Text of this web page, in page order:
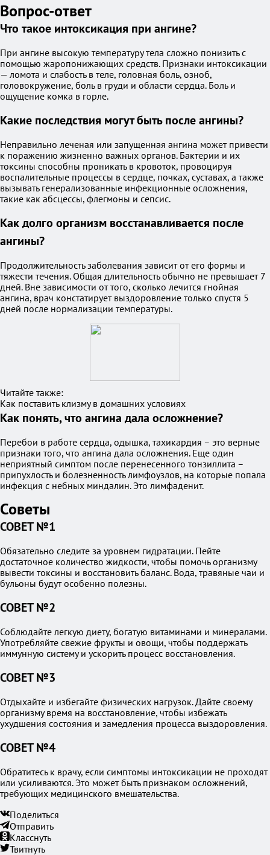
Вопрос-ответ
Что такое интоксикация при ангине?
При ангине высокую температуру тела сложно понизить с
помощью жаропонижающих средств. Признаки интоксикации
— ломота и слабость в теле, головная боль, озноб,
головокружение, боль в груди и области сердца. Боль и
ощущение комка в горле.
Какие последствия могут быть после ангины?
Неправильно леченая или запущенная ангина может привести
к поражению жизненно важных органов. Бактерии и их
токсины способны проникать в кровоток, провоцируя
воспалительные процессы в сердце, почках, суставах, а также
вызывать генерализованные инфекционные осложнения,
такие как абсцессы, флегмоны и сепсис.
Как долго организм восстанавливается после
ангины?
Продолжительность заболевания зависит от его формы и
тяжести течения. Общая длительность обычно не превышает 7
дней. Вне зависимости от того, сколько лечится гнойная
ангина, врач констатирует выздоровление только спустя 5
дней после нормализации температуры.
Читайте также:
Как поставить клизму в домашних условиях
Как понять, что ангина дала осложнение?
Перебои в работе сердца, одышка, тахикардия – это верные
признаки того, что ангина дала осложнения. Еще один
неприятный симптом после перенесенного тонзиллита –
припухлость и болезненность лимфоузлов, на которые попала
инфекция с небных миндалин. Это лимфаденит.
Советы
СОВЕТ №1
Обязательно следите за уровнем гидратации. Пейте
достаточное количество жидкости, чтобы помочь организму
вывести токсины и восстановить баланс. Вода, травяные чаи и
бульоны будут особенно полезны.
СОВЕТ №2
Соблюдайте легкую диету, богатую витаминами и минералами.
Употребляйте свежие фрукты и овощи, чтобы поддержать
иммунную систему и ускорить процесс восстановления.
СОВЕТ №3
Отдыхайте и избегайте физических нагрузок. Дайте своему
организму время на восстановление, чтобы избежать
ухудшения состояния и замедления процесса выздоровления.
СОВЕТ №4
Обратитесь к врачу, если симптомы интоксикации не проходят
или усиливаются. Это может быть признаком осложнений,
требующих медицинского вмешательства.
Поделиться
Отправить
Класснуть
Твитнуть